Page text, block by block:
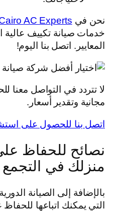
نحن في AC Experts
خدمات صيانة تكييف عالية
المعايير. اتصل بنا اليوم!
لا تتردد في التواصل
مجانية وتقدير أسعار.
اتصل بنا للحصول على
نصائح للحفاظ
منزلك في التجمع
بالإضافة إلى الصيانة
التي يمكنك اتباعها